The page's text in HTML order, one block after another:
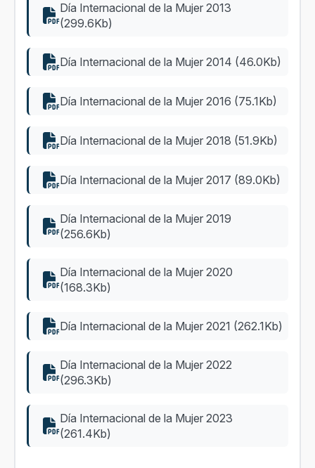
Día Internacional de la Mujer 2013
(299.6Kb)
Día Internacional de la Mujer 2014 (46.0Kb)
Día Internacional de la Mujer 2016 (75.1Kb)
Día Internacional de la Mujer 2018 (51.9Kb)
Día Internacional de la Mujer 2017 (89.0Kb)
Día Internacional de la Mujer 2019
(256.6Kb)
Día Internacional de la Mujer 2020
(168.3Kb)
Día Internacional de la Mujer 2021 (262.1Kb)
Día Internacional de la Mujer 2022
(296.3Kb)
Día Internacional de la Mujer 2023
(261.4Kb)